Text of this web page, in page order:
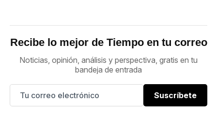
Recibe lo mejor de Tiempo en tu correo
Noticias, opinión, análisis y perspectiva, gratis en tu
bandeja de entrada
Suscríbete